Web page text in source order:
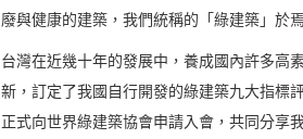
廢與健康的建築，我們統稱的「綠建築」於
台灣在近幾十年的發展中，養成國內許多高
新，訂定了我國自行開發的綠建築九大指標
正式向世界綠建築協會申請入會，共同分享